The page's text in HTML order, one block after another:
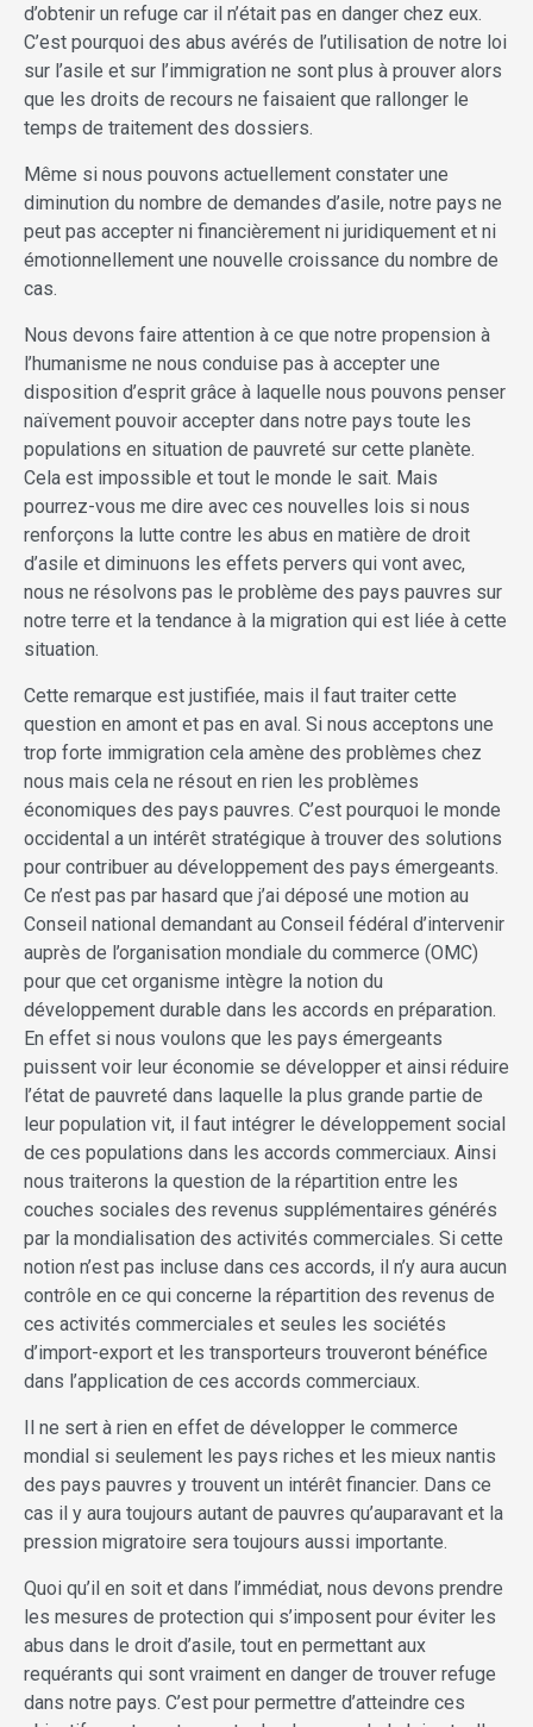
d’obtenir un refuge car il n’était pas en danger chez eux.
C’est pourquoi des abus avérés de l’utilisation de notre loi
sur l’asile et sur l’immigration ne sont plus à prouver alors
que les droits de recours ne faisaient que rallonger le
temps de traitement des dossiers.
Même si nous pouvons actuellement constater une
diminution du nombre de demandes d’asile, notre pays ne
peut pas accepter ni financièrement ni juridiquement et ni
émotionnellement une nouvelle croissance du nombre de
cas.
Nous devons faire attention à ce que notre propension à
l’humanisme ne nous conduise pas à accepter une
disposition d’esprit grâce à laquelle nous pouvons penser
naïvement pouvoir accepter dans notre pays toute les
populations en situation de pauvreté sur cette planète.
Cela est impossible et tout le monde le sait. Mais
pourrez-vous me dire avec ces nouvelles lois si nous
renforçons la lutte contre les abus en matière de droit
d’asile et diminuons les effets pervers qui vont avec,
nous ne résolvons pas le problème des pays pauvres sur
notre terre et la tendance à la migration qui est liée à cette
situation.
Cette remarque est justifiée, mais il faut traiter cette
question en amont et pas en aval. Si nous acceptons une
trop forte immigration cela amène des problèmes chez
nous mais cela ne résout en rien les problèmes
économiques des pays pauvres. C’est pourquoi le monde
occidental a un intérêt stratégique à trouver des solutions
pour contribuer au développement des pays émergeants.
Ce n’est pas par hasard que j’ai déposé une motion au
Conseil national demandant au Conseil fédéral d’intervenir
auprès de l’organisation mondiale du commerce (OMC)
pour que cet organisme intègre la notion du
développement durable dans les accords en préparation.
En effet si nous voulons que les pays émergeants
puissent voir leur économie se développer et ainsi réduire
l’état de pauvreté dans laquelle la plus grande partie de
leur population vit, il faut intégrer le développement social
de ces populations dans les accords commerciaux. Ainsi
nous traiterons la question de la répartition entre les
couches sociales des revenus supplémentaires générés
par la mondialisation des activités commerciales. Si cette
notion n’est pas incluse dans ces accords, il n’y aura aucun
contrôle en ce qui concerne la répartition des revenus de
ces activités commerciales et seules les sociétés
d’import-export et les transporteurs trouveront bénéfice
dans l’application de ces accords commerciaux.
Il ne sert à rien en effet de développer le commerce
mondial si seulement les pays riches et les mieux nantis
des pays pauvres y trouvent un intérêt financier. Dans ce
cas il y aura toujours autant de pauvres qu’auparavant et la
pression migratoire sera toujours aussi importante.
Quoi qu’il en soit et dans l’immédiat, nous devons prendre
les mesures de protection qui s’imposent pour éviter les
abus dans le droit d’asile, tout en permettant aux
requérants qui sont vraiment en danger de trouver refuge
dans notre pays. C’est pour permettre d’atteindre ces